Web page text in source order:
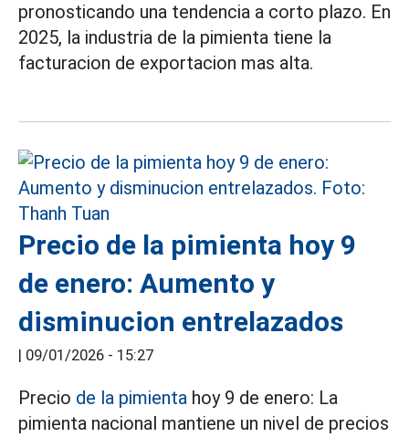
pronosticando una tendencia a corto plazo. En
2025, la industria de la pimienta tiene la
facturacion de exportacion mas alta.
Precio de la pimienta hoy 9
de enero: Aumento y
disminucion entrelazados
| 09/01/2026 - 15:27
Precio de la pimienta hoy 9 de enero: La
pimienta nacional mantiene un nivel de precios